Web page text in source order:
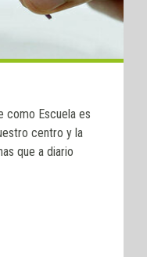
como Escuela es
centro y la
que a diario